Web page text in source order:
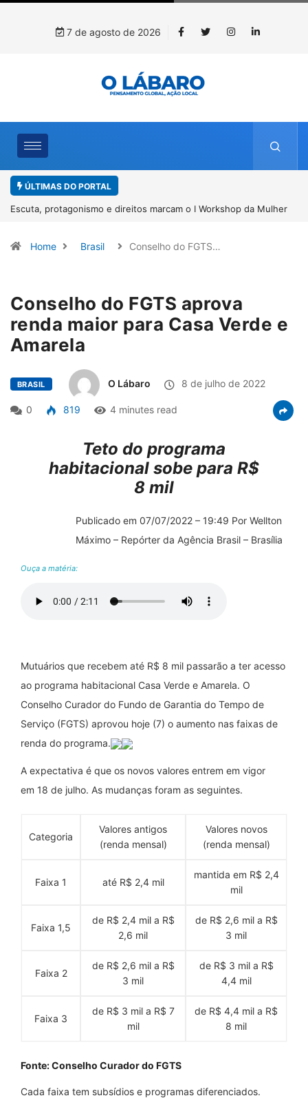
7 de agosto de 2026
ÚLTIMAS DO PORTAL
Conab inicia recebimento de documentos para solicitação do
Home Brasil Conselho do FGTS…
Conselho do FGTS aprova
renda maior para Casa Verde e
Amarela
BRASIL O Lábaro 8 de julho de 2022
0 819 4 minutes read
Teto do programa
habitacional sobe para R$
8 mil
Publicado em 07/07/2022 – 19:49 Por Wellton
Máximo – Repórter da Agência Brasil – Brasília
Ouça a matéria:
Mutuários que recebem até R$ 8 mil passarão a ter acesso
ao programa habitacional Casa Verde e Amarela. O
Conselho Curador do Fundo de Garantia do Tempo de
Serviço (FGTS) aprovou hoje (7) o aumento nas faixas de
renda do programa.
A expectativa é que os novos valores entrem em vigor
em 18 de julho. As mudanças foram as seguintes.
Categoria
Valores antigos
(renda mensal)
Valores novos
(renda mensal)
Faixa 1 até R$ 2,4 mil
mantida em R$ 2,4
mil
Faixa 1,5
de R$ 2,4 mil a R$
2,6 mil
de R$ 2,6 mil a R$
3 mil
Faixa 2
de R$ 2,6 mil a R$
3 mil
de R$ 3 mil a R$
4,4 mil
Faixa 3
de R$ 3 mil a R$ 7
mil
de R$ 4,4 mil a R$
8 mil
Fonte: Conselho Curador do FGTS
Cada faixa tem subsídios e programas diferenciados.